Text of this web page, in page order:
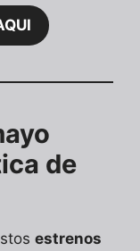
de
estrenos